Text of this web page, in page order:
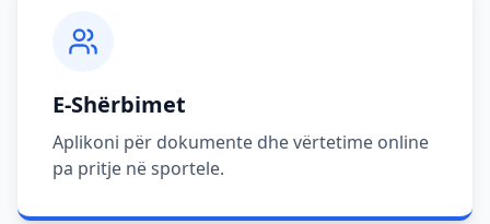
E-Shërbimet
Aplikoni për dokumente dhe vërtetime online
pa pritje në sportele.